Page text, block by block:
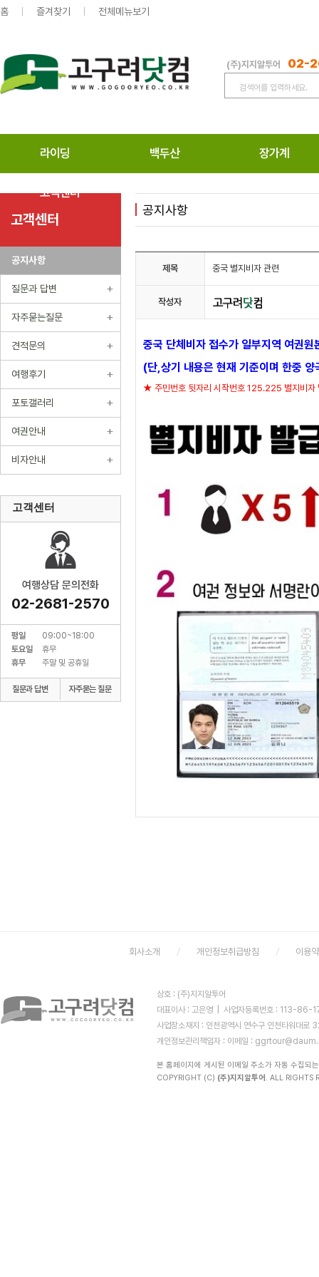
홈 즐겨찾기 전체메뉴보기
(주)지지알투어 02-
라이딩 백두산 장가계
고객센터
고객센터
공지사항
질문과 답변
자주묻는질문
견적문의
여행후기
포토갤러리
여권안내
비자안내
고객센터
여행상담 문의전화
02-2681-2570
평일
09:00~18:00
토요일
휴무
휴무
주말 및 공휴일
질문과 답변 자주묻는 질문
공지사항
제목 중국 별지비자 관련
작성자
중국 단체비자 접수가 일부지역 여권
(단,상기 내용은 현재 기준이며 한중
★ 주민번호 뒷자리 시작번호 125.225 별지비자
회사소개 개인정보취급방침 이용
상호 : (주)지지알투어
대표이사 : 고은영 | 사업자등록번호 : 113-
사업장소재지 : 인천광역시 연수구 인천타
개인정보관리책임자 : 이메일 :
본 홈페이지에 게시된 이메일 주소가 자동 수집되
COPYRIGHT (C) (주)지지알투어. ALL RIGHTS